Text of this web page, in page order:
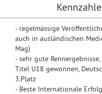
- regelmässige
auch in ausländischen
Mag)
- sehr gute
Titel U18 gewonnen,
3.Platz
- Beste Internationale